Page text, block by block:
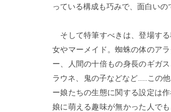
っている構成も巧みで、面白いの
そして特筆すべきは、登場す
女やマーメイド。蜘蛛の体のア
ー、人間の十倍もの身長のギガ
ラウネ、鬼の子などなど……この
ー娘たちの生態に関する設定は
娘に萌える趣味が無かった人で